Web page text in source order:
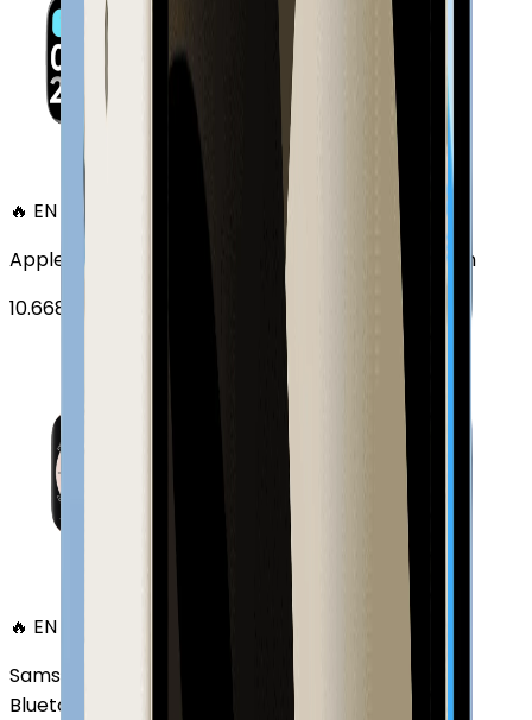
🔥 EN ÇOK SATAN
Apple Watch Series 6 Alüminyum 40mm GPS Altın
10.668
başlayan fiyatlar
🔥 EN ÇOK SATAN
Samsung Galaxy Watch 7 Alüminyum 44 mm
Bluetooth Wi-Fi Yeşil